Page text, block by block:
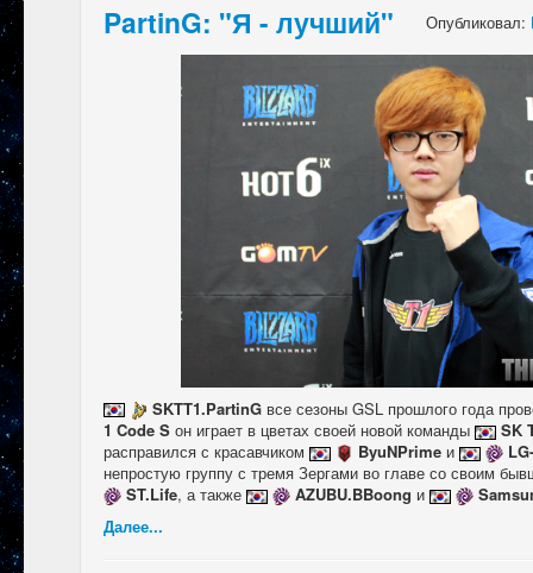
PartinG: "Я - лучший" Опубликовал:
SKTT1.PartinG все сезоны GSL прошлого года
1 Code S он играет в цветах своей новой команды
SK
расправился с красавчиком
ByuNPrime и
непростую группу с тремя Зергами во главе со своим
ST.Life, а также AZUBU.BBoong и
Далее...